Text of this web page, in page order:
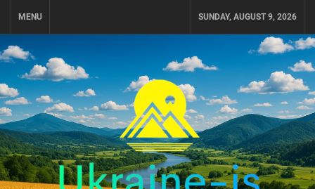
MENU SUNDAY, AUGUST 9, 2026